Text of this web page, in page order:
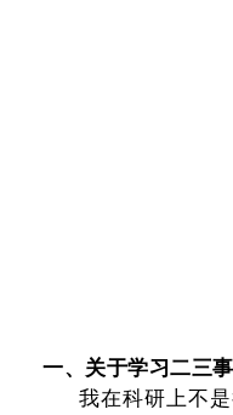
一、关于学习二三事
我在科研上不